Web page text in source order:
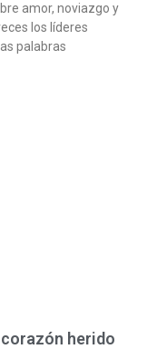
amor, noviazgo y
los líderes
palabras
herido